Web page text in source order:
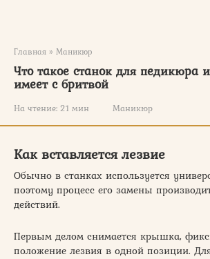
Главная » Маникюр
Что такое станок для педикюра
имеет с бритвой
На чтение: 21 мин Маникюр
Как вставляется лезвие
Обычно в станках используется
поэтому процесс его замены
действий.
Первым делом снимается крышка,
положение лезвия в одной позиции.